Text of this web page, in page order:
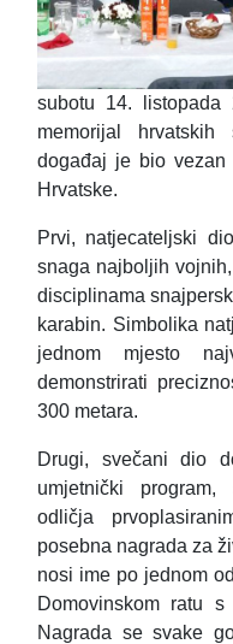
subotu 14.
memorijal
događaj je bio vezan
Hrvatske.
Prvi, natjecateljski
snaga najboljih
disciplinama
karabin. Simbolika
jednom mjesto
demonstrirati
300 metara.
Drugi, svečani dio
umjetnički
odličja
posebna nagrada za
nosi ime po jednom
Domovinskom ratu
Nagrada se svake